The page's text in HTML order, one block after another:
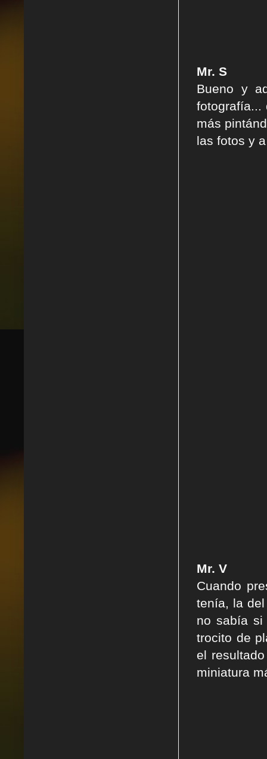
Mr. S
Bueno y
fotografía...
más
las fotos y
Mr. V
Cuando
tenía, la
no sabía si
trocito de
el
miniatura